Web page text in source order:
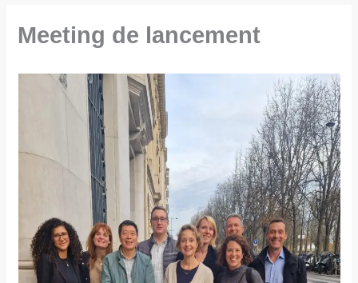
Meeting de lancement